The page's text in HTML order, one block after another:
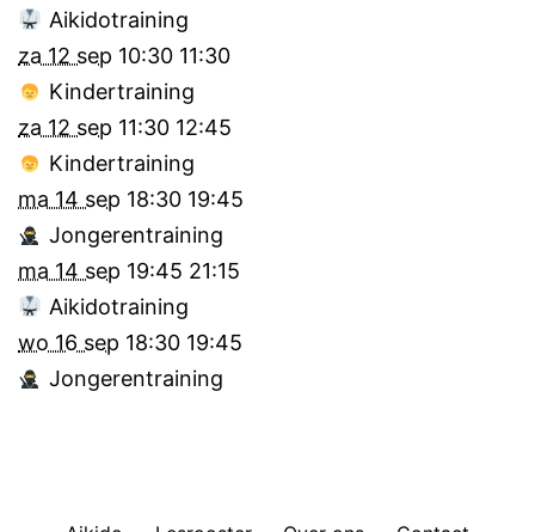
Aikidotraining
za 12 sep 10:30 11:30
Kindertraining
za 12 sep 11:30 12:45
Kindertraining
ma 14 sep 18:30 19:45
Jongerentraining
ma 14 sep 19:45 21:15
Aikidotraining
wo 16 sep 18:30 19:45
Jongerentraining